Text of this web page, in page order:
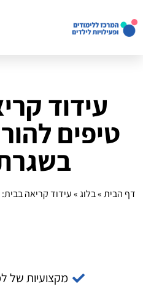
עידוד
טיפים
דף הבית»בלוג»עידוד קריאה
מקצועיות של